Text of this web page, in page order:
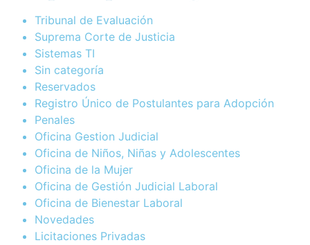
Tribunal de Evaluación
Suprema Corte de Justicia
Sistemas TI
Sin categoría
Reservados
Registro Único de Postulantes para Adopción
Penales
Oficina Gestion Judicial
Oficina de Niños, Niñas y Adolescentes
Oficina de la Mujer
Oficina de Gestión Judicial Laboral
Oficina de Bienestar Laboral
Novedades
Licitaciones Privadas